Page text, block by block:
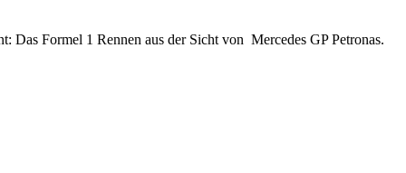
Das Formel 1 Rennen aus der Sicht von Mercedes GP Petronas.